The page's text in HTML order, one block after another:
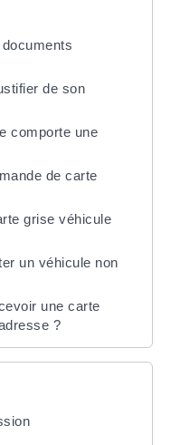
de son
comporte une
de carte
grise véhicule
un véhicule non
une carte
?